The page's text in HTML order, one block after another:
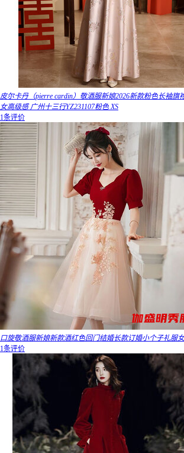
皮尔卡丹（pierre cardin）敬酒服新娘2026新款粉色长袖旗
女高级感 广州十三行YZ231107粉色 XS
1条评价
口旋敬酒服新娘新款酒红色回门结婚长款订婚小个子礼服
1条评价